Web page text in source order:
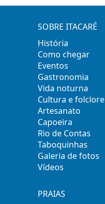
SOBRE ITACARÉ
História
Como chegar
Eventos
Gastronomia
Vida noturna
Cultura e folclore
Artesanato
Capoeira
Rio de Contas
Taboquinhas
Galeria de fotos
Vídeos
PRAIAS